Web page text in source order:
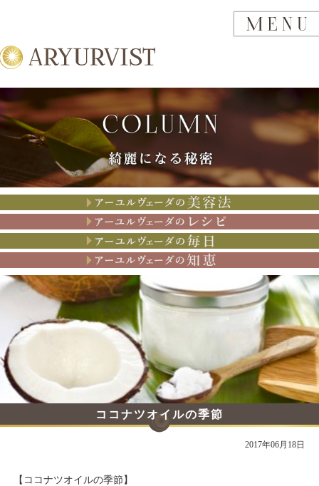
アーユルヴェーダの美容法
アーユルヴェーダのレシピ
アーユルヴェーダの思考
アーユルヴェーダの知恵
ココナツオイルの季節
2017年06月18日
【ココナツオイルの季節】